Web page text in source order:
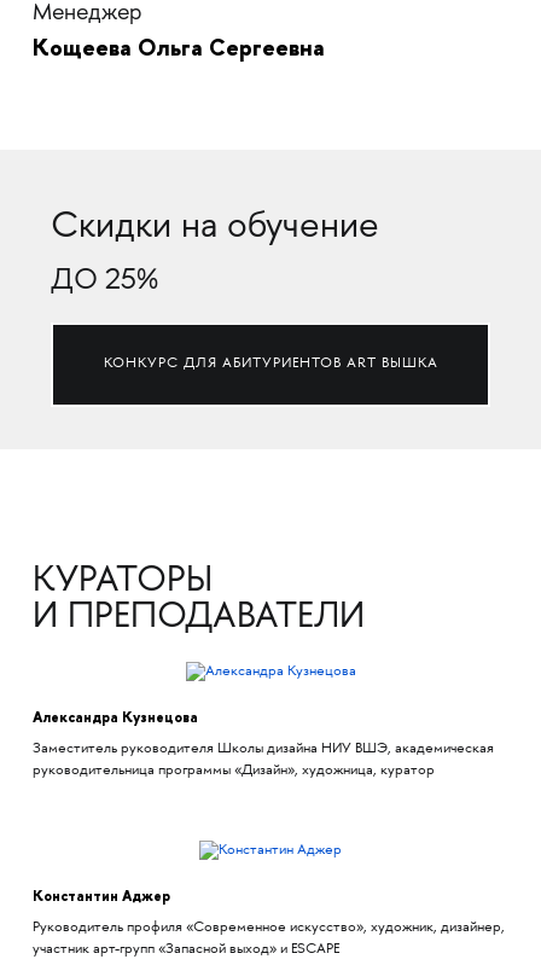
Менеджер
Кощеева Ольга Сергеевна
Скидки на обучение
ДО 25%
КОНКУРС ДЛЯ АБИТУРИЕНТОВ ART ВЫШКА
КУРАТОРЫ
И ПРЕПОДАВАТЕЛИ
Александра Кузнецова
Заместитель руководителя Школы дизайна НИУ ВШЭ, академическая
руководительница программы «Дизайн», художница, куратор
Константин Аджер
Руководитель профиля «Современное искусство», художник, дизайнер,
участник арт-групп «Запасной выход» и ESCAPE